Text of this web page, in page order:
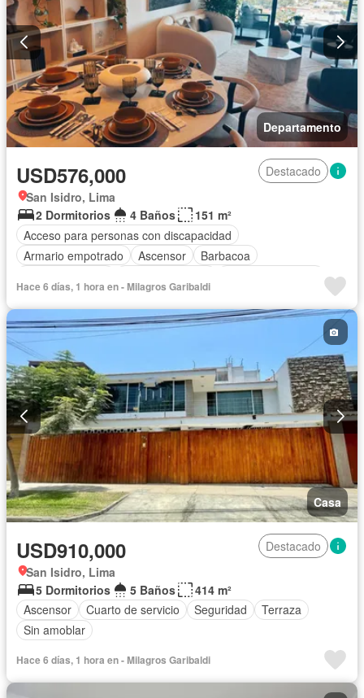
Departamento
USD576,000
Destacado
San Isidro, Lima
2 Dormitorios
4 Baños
151 m²
Acceso para personas con discapacidad
Armario empotrado
Ascensor
Barbacoa
Cochera
Gas natural Gimnasio
Vigilante
Seguridad Terraza
Vista panorámica
Sin amoblar
Hace 6 días, 1 hora en - Milagros Garibaldi
Casa
USD910,000
Destacado
San Isidro, Lima
5 Dormitorios
5 Baños
414 m²
Ascensor
Cuarto de servicio Seguridad
Terraza
Sin amoblar
Hace 6 días, 1 hora en - Milagros Garibaldi